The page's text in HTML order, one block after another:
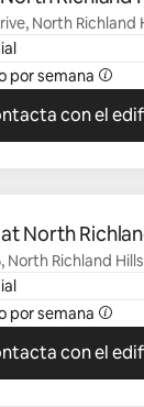
North Richland
por semana
con el
North
North Richland
por semana
con el